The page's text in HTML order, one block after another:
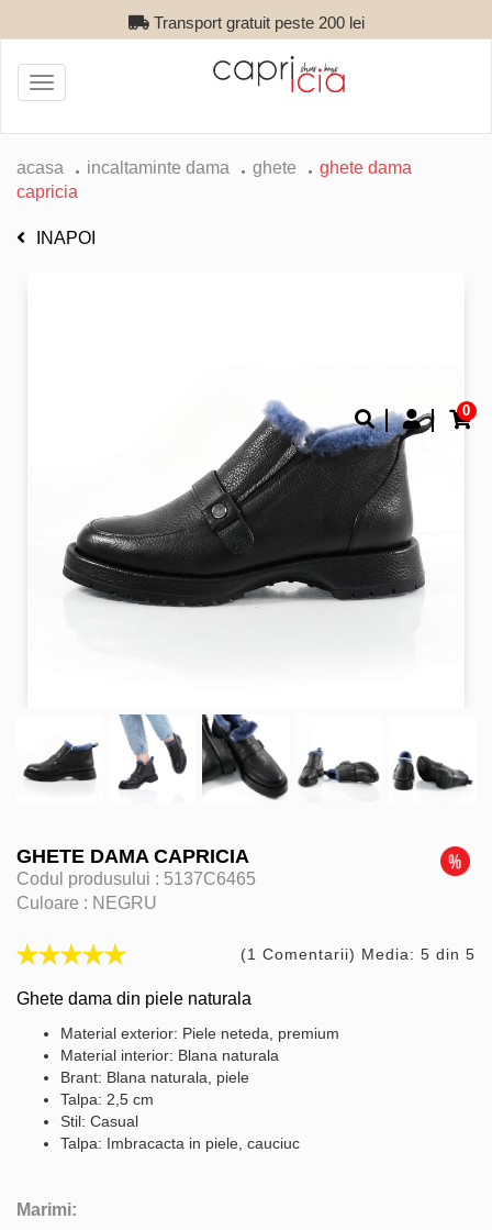
Transport gratuit peste 200 lei
0
Toggle
navigation
acasa incaltaminte dama ghete
ghete dama
capricia
INAPOI
GHETE DAMA CAPRICIA
Codul produsului : 5137C6465
Culoare : NEGRU
(1 Comentarii) Media: 5 din 5
Ghete dama din piele naturala
Material exterior: Piele neteda, premium
Material interior: Blana naturala
Brant: Blana naturala, piele
Talpa: 2,5 cm
Stil: Casual
Talpa: Imbracacta in piele, cauciuc
Marimi: